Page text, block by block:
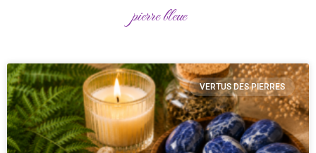
pierre bleue
VERTUS DES PIERRES